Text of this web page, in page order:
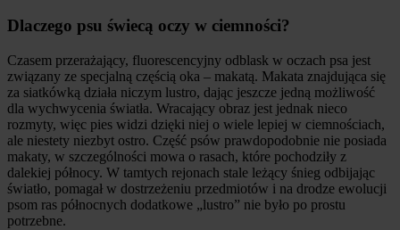
Dlaczego psu świecą oczy w ciemności?
Czasem przerażający, fluorescencyjny odblask w oczach psa jest
związany ze specjalną częścią oka – makatą. Makata znajdująca się
za siatkówką działa niczym lustro, dając jeszcze jedną możliwość
dla wychwycenia światła. Wracający obraz jest jednak nieco
rozmyty, więc pies widzi dzięki niej o wiele lepiej w ciemnościach,
ale niestety niezbyt ostro. Część psów prawdopodobnie nie posiada
makaty, w szczególności mowa o rasach, które pochodziły z
dalekiej północy. W tamtych rejonach stale leżący śnieg odbijając
światło, pomagał w dostrzeżeniu przedmiotów i na drodze ewolucji
psom ras północnych dodatkowe „lustro” nie było po prostu
potrzebne.